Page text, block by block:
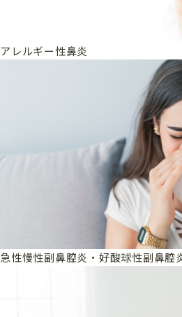
アレルギー性鼻炎
急性慢性副鼻腔炎・好酸球性副鼻腔